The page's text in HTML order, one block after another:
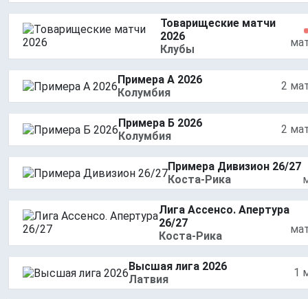
Товарищеские матчи
2026
Клубы
Примера A 2026
Колумбия
2
Примера Б 2026
Колумбия
2
Примера Дивизион 26/27
Коста-Рика
Лига Ассенсо. Апертура
26/27
Коста-Рика
Высшая лига 2026
Латвия
1